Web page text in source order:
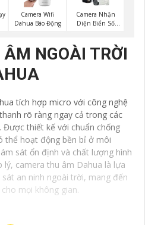
Camera Wifi
Dahua Báo Động
Camera Nhận
Diện Biển Số
NGOÀI TRỜI
tích hợp micro với công nghệ
rõ ràng ngay cả trong các
thiết kế với chuẩn chống
thể hoạt động bền bỉ ở môi
sát ổn định và chất lượng hình
lý, camera thu âm Dahua là lựa
an ninh ngoài trời, mang đến
mọi không gian.